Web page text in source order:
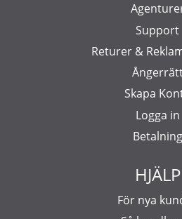
Support
Returer &
Skapa
Logga in
Betalning
HJÄLP
För nya